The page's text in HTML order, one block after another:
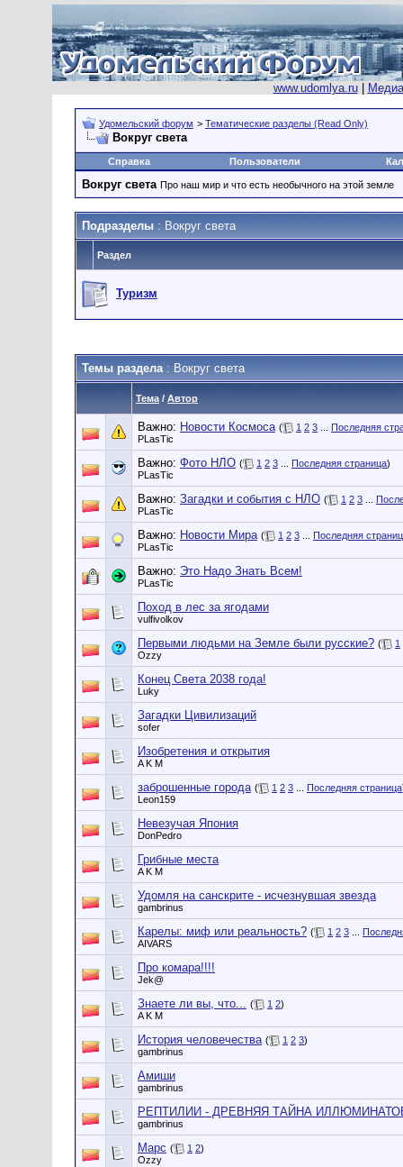
www.udomlya.ru|
Удомельский форум > Тематические разделы (Read Only)
Вокруг света
Справка Пользователи
Вокруг света Про наш мир и что есть необычного на этой земле
Подразделы : Вокруг света
Раздел
Туризм
Темы раздела: Вокруг света
Тема / Автор
Важно: Новости Космоса ( 1 2 3
Последняя
PLasTic
Важно: Фото НЛО ( 1 2 3 Последняя страница)
PLasTic
Важно: Загадки и события с НЛО ( 1 2 3
PLasTic
Важно: Новости Мира ( 1 2 3
Последняя
PLasTic
Важно: Это Надо Знать Всем!
PLasTic
Поход в лес за ягодами
vulfivolkov
Первыми людьми на Земле были русские? (
1
Ozzy
Конец Света 2038 года!
Luky
Загадки Цивилизаций
sofer
Изобретения и открытия
A K M
заброшенные города ( 1 2 3 Последняя страница
Leon159
Невезучая Япония
DonPedro
Грибные места
A K M
Удомля на санскрите - исчезнувшая звезда
gambrinus
Карелы: миф или реальность? ( 1 2 3
AIVARS
Про комара!!!!
Jek@
Знаете ли вы, что... ( 1 2)
A K M
История человечества ( 1 2 3)
gambrinus
Амиши
gambrinus
РЕПТИЛИИ - ДРЕВНЯЯ ТАЙНА
gambrinus
Марс ( 1 2)
Ozzy